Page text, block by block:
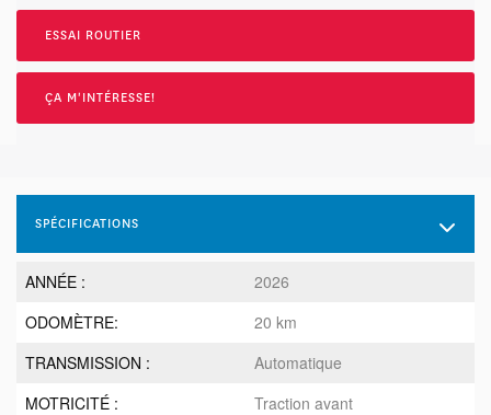
SPÉCIFICATIONS
ANNÉE :
2026
ODOMÈTRE:
20 km
TRANSMISSION :
Automatique
MOTRICITÉ :
Traction avant
ESSAI ROUTIER
ÇA M'INTÉRESSE!